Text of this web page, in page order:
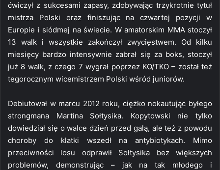
ćwiczył z sukcesami zapasy, zdobywając trzykrotnie tytuł
mistrza Polski oraz finiszując na czwartej pozycji w
Europie i siódmej na świecie. W amatorskim MMA stoczył
13 walk i wszystkie zakończył zwycięstwem. Od kilku
miesięcy bardzo intensywnie zabrał się za boks, stoczył
już 8 walk, z czego 7 wygrał poprzez KO/TKO – został też
tegorocznym wicemistrzem Polski wśród juniorów.
Debiutował w marcu 2012 roku, ciężko nokautując byłego
strongmana Martina Sołtysika. Kopytowski nie tylko
dowiedział się o walce dzień przed galą, ale też z powodu
choroby do klatki wszedł na antybiotykach. Mimo
przeciwności losu odprawił Sołtysika bez większych
problemów, demonstrując – jak na tak młodego i